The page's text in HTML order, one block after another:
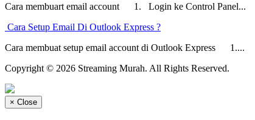
Cara membuart email account 1. Login ke Control Panel...
Cara Setup Email Di Outlook Express ?
Cara membuat setup email account di Outlook Express 1....
Copyright © 2026 Streaming Murah. All Rights Reserved.
× Close